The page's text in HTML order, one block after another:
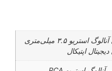
استریو ۳.۵ میلی‌متری
اپتیکال